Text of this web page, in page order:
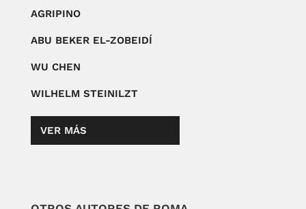
AGRIPINO
ABU BEKER EL-ZOBEIDÍ
WU CHEN
WILHELM STEINILZT
VER MÁS